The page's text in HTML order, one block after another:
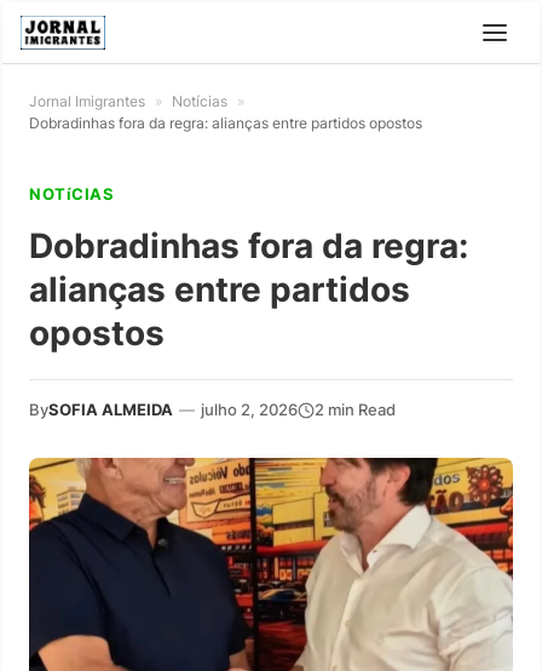
Jornal Imigrantes » Notícias »
Dobradinhas fora da regra: alianças entre partidos opostos
NOTíCIAS
Dobradinhas fora da regra:
alianças entre partidos
opostos
BySOFIA ALMEIDA — julho 2, 2026 2 min Read